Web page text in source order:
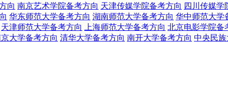
向 南京艺术学院备考方向 天津传媒学院备考方向 四川传媒学
华东师范大学备考方向 湖南师范大学备考方向 华中师范大学
天津师范大学备考方向 上海师范大学备考方向 北京电影学院备
大学备考方向 清华大学备考方向 南开大学备考方向 中央民